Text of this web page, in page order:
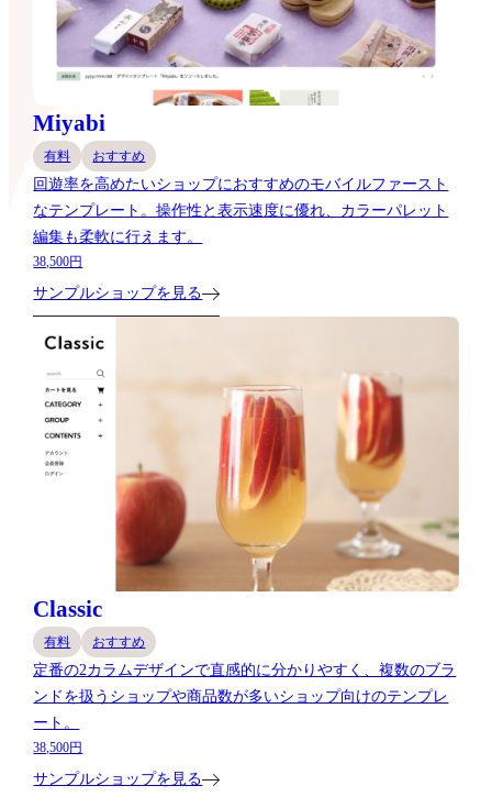
Miyabi
有料 おすすめ
回遊率を高めたいショップにおすすめのモバイルファースト
なテンプレート。操作性と表示速度に優れ、カラーパレット
編集も柔軟に行えます。
38,500円
サンプルショップを見る
Classic
有料 おすすめ
定番の2カラムデザインで直感的に分かりやすく、複数のブラ
ンドを扱うショップや商品数が多いショップ向けのテンプレ
ート。
38,500円
サンプルショップを見る